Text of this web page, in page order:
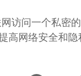
访问一个私密
高网络安全和隐